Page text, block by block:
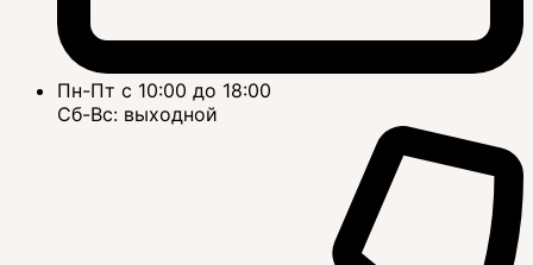
Пн-Пт с 10:00 до 18:00
Сб-Вс: выходной